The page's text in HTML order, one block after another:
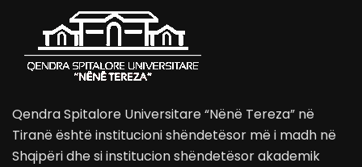
Qendra Spitalore Universitare “Nënë Tereza” në
Tiranë është institucioni shëndetësor më i madh në
Shqipëri dhe si institucion shëndetësor akademik